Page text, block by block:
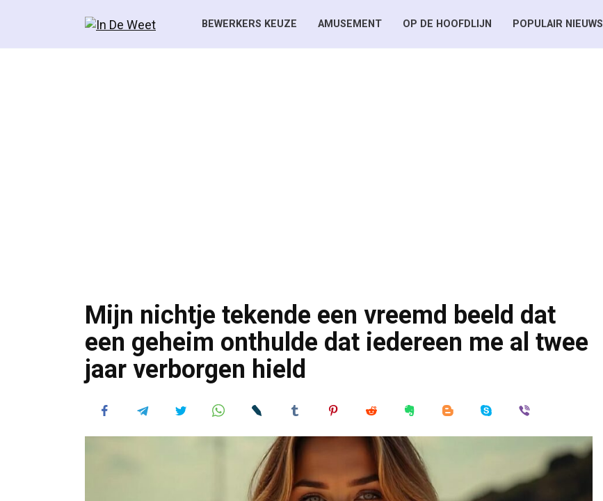
BEWERKERS KEUZE AMUSEMENT OP DE HOOFDLIJN POPULAIR NIEUWS
Mijn nichtje tekende een vreemd beeld dat
een geheim onthulde dat iedereen me al twee
jaar verborgen hield